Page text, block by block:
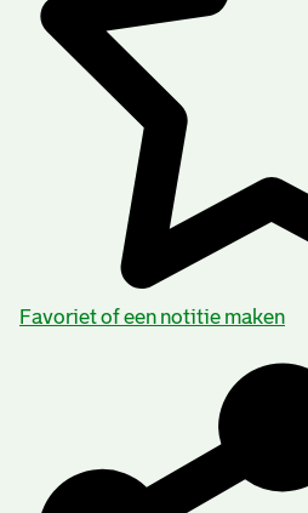
Favoriet of een notitie maken